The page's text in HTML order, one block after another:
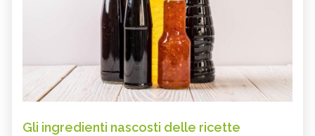
Gli ingredienti nascosti delle ricette